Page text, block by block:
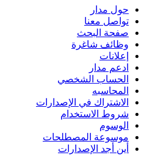
حول مدار
تواصل معنا
صفحة البحث
وظائف شاغرة
إعلانات
ادعم مدار
الحساب الشخصي
المحاسبه
الاشتراك في الإصدارات
شروط الاستخدام
الوسوم
موسوعة المصطلحات
أين أجد الإصدارات